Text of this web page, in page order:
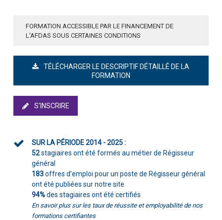
FORMATION ACCESSIBLE PAR LE FINANCEMENT DE
L’AFDAS SOUS CERTAINES CONDITIONS
TÉLÉCHARGER LE DESCRIPTIF DÉTAILLÉ DE LA
FORMATION
S'INSCRIRE
SUR LA PÉRIODE 2014 - 2025 :
52stagiaires ont été formés au métier de Régisseur
général
183offres d’emploi pour un poste de Régisseur général
ont été publiées sur notre site
94%des stagiaires ont été certifiés
En savoir plus sur les taux de réussite et employabilité de nos
formations certifiantes